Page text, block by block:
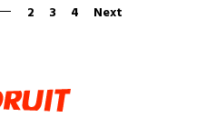
2 3 4 Next